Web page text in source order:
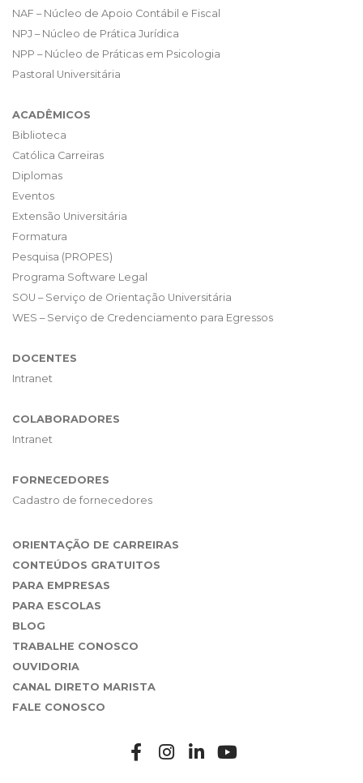
NAF – Núcleo de Apoio Contábil e Fiscal
NPJ – Núcleo de Prática Jurídica
NPP – Núcleo de Práticas em Psicologia
Pastoral Universitária
ACADÊMICOS
Biblioteca
Católica Carreiras
Diplomas
Eventos
Extensão Universitária
Formatura
Pesquisa (PROPES)
Programa Software Legal
SOU – Serviço de Orientação Universitária
WES – Serviço de Credenciamento para Egressos
DOCENTES
Intranet
COLABORADORES
Intranet
FORNECEDORES
Cadastro de fornecedores
ORIENTAÇÃO DE CARREIRAS
CONTEÚDOS GRATUITOS
PARA EMPRESAS
PARA ESCOLAS
BLOG
TRABALHE CONOSCO
OUVIDORIA
CANAL DIRETO MARISTA
FALE CONOSCO